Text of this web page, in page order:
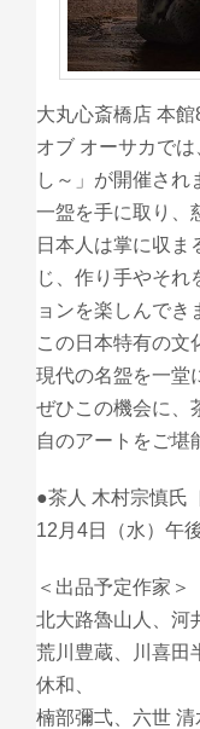
大丸心斎橋店 本
オブ オーサカで
し～」が開催され
一盌を手に取り、
日本人は掌に収ま
じ、作り手やそれ
ョンを楽しんでき
この日本特有の文
現代の名盌を一堂
ぜひこの機会に、
自のアートをご堪
●茶人 木村宗慎氏
12月4日（水）午
＜出品予定作家＞
北大路魯山人、河
荒川豊蔵、川喜田
休和、
楠部彌弌、六世